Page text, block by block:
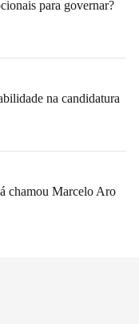
para governar?
na candidatura
chamou Marcelo Aro